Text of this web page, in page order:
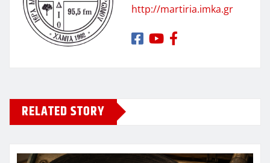
http://martiria.imka.gr
RELATED STORY